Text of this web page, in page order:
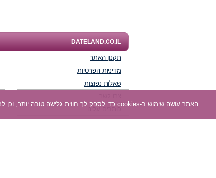
DATELAND.CO.IL
תקנון האתר
מדיניות הפרטיות
שאלות נפוצות
כותבים עלינו
האתר עושה שימוש ב-cookies כדי לספק לך חווית גלישה טובה יותר, וכן למטרות סטטיסטיקה, אפיון ושיווק. למידע נוסף